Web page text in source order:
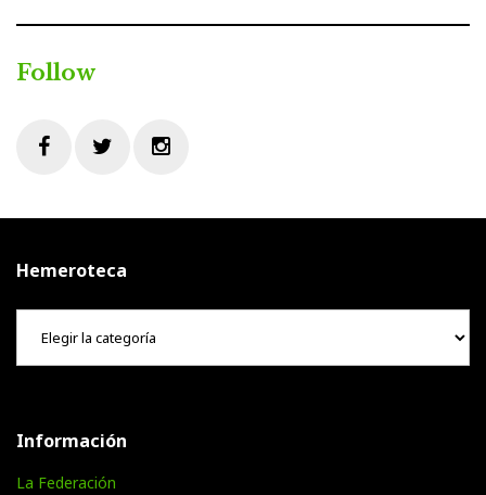
Follow
Hemeroteca
Hemeroteca
Información
La Federación